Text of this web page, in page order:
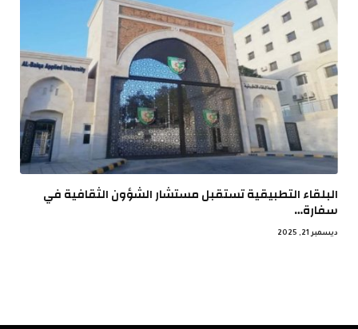
البلقاء التطبيقية تستقبل مستشار الشؤون الثقافية في
سفارة…
ديسمبر 21, 2025